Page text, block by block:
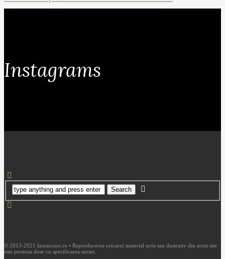
Instagrams
© 2013-2021 lauracosoi.ro • Reproducerea oricarui material scris sau ilustrativ din acest site
este permisa doar cu specificarea sursei.